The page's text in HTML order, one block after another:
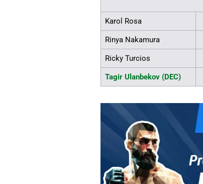
Karol Rosa
Rinya Nakamura
Ricky Turcios
Tagir Ulanbekov (DEC)